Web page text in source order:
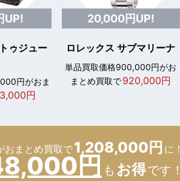
UP!
ゥジュー
円がおま
円
20,000円UP!
ロレックス サブマリーナ
単品買取価格900,000円がお
まとめ買取で920,000円
おまとめ買取で1,208,000円 に！
円 も お得です！